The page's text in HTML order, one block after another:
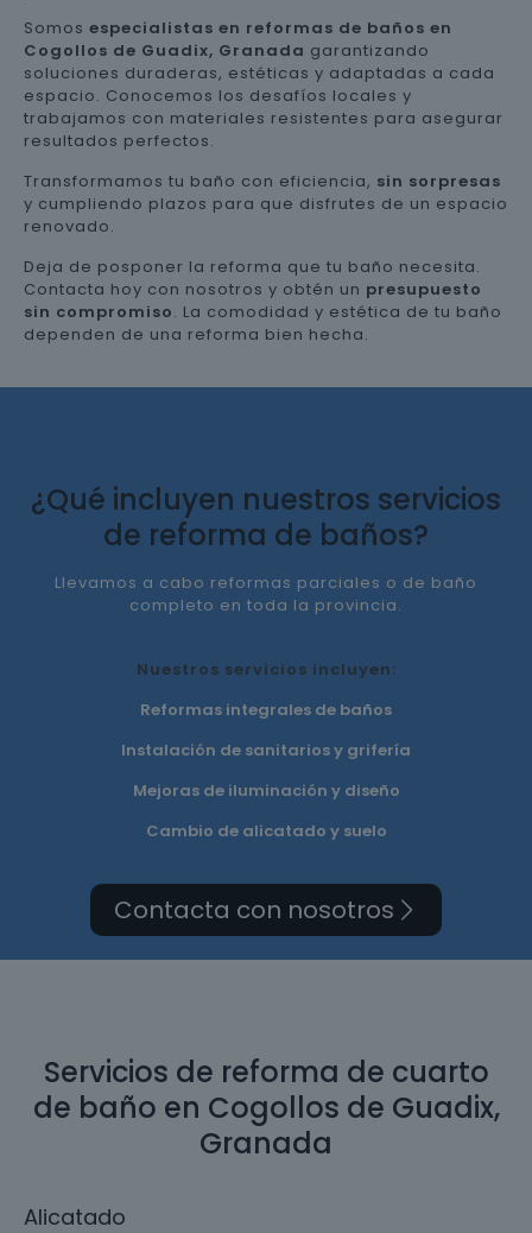
Somos especialistas en reformas de baños en
Cogollos de Guadix, Granada garantizando
soluciones duraderas, estéticas y adaptadas a cada
espacio. Conocemos los desafíos locales y
trabajamos con materiales resistentes para asegurar
resultados perfectos.
Transformamos tu baño con eficiencia, sin sorpresas
y cumpliendo plazos para que disfrutes de un espacio
renovado.
Deja de posponer la reforma que tu baño necesita.
Contacta hoy con nosotros y obtén un presupuesto
sin compromiso. La comodidad y estética de tu baño
dependen de una reforma bien hecha.
¿Qué incluyen nuestros servicios
de reforma de baños?
Llevamos a cabo reformas parciales o de baño
completo en toda la provincia.
Nuestros servicios incluyen:
Reformas integrales de baños
Instalación de sanitarios y grifería
Mejoras de iluminación y diseño
Cambio de alicatado y suelo
Contacta con nosotros
Servicios de reforma de cuarto
de baño en Cogollos de Guadix,
Granada
Alicatado